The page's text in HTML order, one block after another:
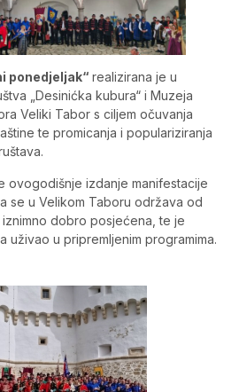
ponedjeljak“ realizirana je u
„Desinićka kubura“ i Muzeja
Veliki Tabor s ciljem očuvanja
te promicanja i populariziranja
ovogodišnje izdanje manifestacije
se u Velikom Taboru održava od
iznimno dobro posjećena, te je
uživao u pripremljenim programima.